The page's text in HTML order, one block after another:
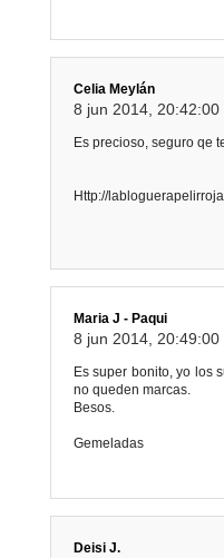
Celia Meylán
8 jun 2014, 20:42:00
Es precioso, seguro qe
Http://
Maria J - Paqui
8 jun 2014, 20:49:00
Es super bonito, yo los
no queden marcas.
Besos.
Gemeladas
Deisi J.